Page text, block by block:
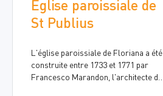
Église paroissiale de
St Publius
L'église paroissiale de Floriana a été
construite entre 1733 et 1771 par
Francesco Marandon, l'architecte de